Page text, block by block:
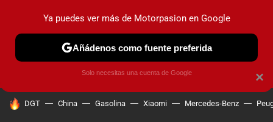
PRUEBAS COCHES ELÉCTRICOS OBSERVATORIO
HOY SE HABLA DE
DGT China Gasolina Xiaomi Mercedes-Benz
×
Ya puedes ver más de Motorpasion en Google
Añádenos como fuente preferida
Solo necesitas una cuenta de Google